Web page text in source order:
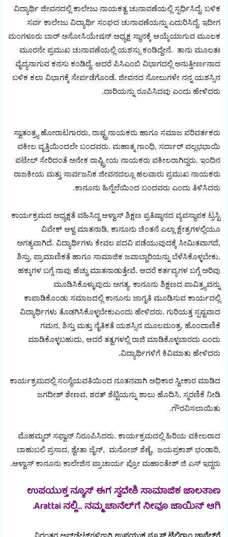
ವಿದ್ಯಾರ್ಥಿ ಜೀವನದಲ್ಲಿ ಕಾಲೇಜು ನಾಯಕತ್ವ ಚುನಾವಣೆಯಲ್ಲಿ ಸ್ಪರ್ಧಿಸಿದ್ದೆ. ಬಳಿಕ
ಸರ್ವ ಕಾಲೇಜು ವಿದ್ಯಾರ್ಥಿ ಸಂಘದ ಚುನಾವಣೆಯನ್ನು ಎದುರಿಸಿದ್ದೆ. ಇದೀಗ
ಮಂಗಳೂರು ಬಾರ್ ಅಸೋಸಿಯೇಷನ್ ಅಧ್ಯಕ್ಷ ಸ್ಥಾನಕ್ಕೆ ಆಯ್ಕೆಯಾಗುವ ಮೂಲಕ
ಮೂರನೇ ಪ್ರಮುಖ ಚುನಾವಣೆಯಲ್ಲಿ ಯಶಸ್ಸು ಕಂಡಿದ್ದೇನೆ. ತಾನು ಮೂಲತಃ
ವೈದ್ಯನಾಗುವ ಕನಸು ಕಂಡಿದ್ದೆ. ಆದರೆ ಪಿಸಿಎಂಬಿ ವಿಭಾಗದಲ್ಲಿ ಅನುತ್ತೀರ್ಣನಾದ
ಬಳಿಕ ಕಲಾ ವಿಭಾಗಕ್ಕೆ ಸೇರ್ಪಡೆಗೊಂಡೆ. ಜೀವನದ ಸೋಲುಗಳೇ ನನ್ನ ಯಶಸ್ಸಿನ
ದಾರಿಯನ್ನು ರೂಪಿಸಿದವು ಎಂದು ಹೇಳಿದರು.
ಸ್ವಾತಂತ್ರ‍್ಯ ಹೋರಾಟಗಾರರು, ರಾಷ್ಟ್ರನಾಯಕರು ಹಾಗೂ ಸಮಾಜ ಪರಿವರ್ತಕರು
ವಕೀಲ ವೃತ್ತಿಯಿಂದಲೇ ಬಂದವರು. ಮಹಾತ್ಮ ಗಾಂಧಿ, ಸರ್ದಾರ್ ವಲ್ಲಭಭಾಯಿ
ಪಟೇಲ್ ಸೇರಿದಂತೆ ಅನೇಕ ರಾಷ್ಟ್ರೀಯ ನಾಯಕರು ವಕೀಲರಾಗಿದ್ದರು. ಇಂದಿನ
ರಾಜಕೀಯ ಮತ್ತು ಸಾರ್ವಜನಿಕ ಜೀವನದಲ್ಲೂ ಹಲವಾರು ಪ್ರಮುಖ ನಾಯಕರು
ಕಾನೂನು ಹಿನ್ನೆಲೆಯಿಂದ ಬಂದವರು ಎಂದು ತಿಳಿಸಿದರು.
ಕಾರ್ಯಕ್ರಮದ ಅಧ್ಯಕ್ಷತೆ ವಹಿಸಿದ್ದ ಆಳ್ವಾಸ್ ಶಿಕ್ಷಣ ಪ್ರತಿಷ್ಠಾನದ ವ್ಯವಸ್ಥಾಪಕ ಟ್ರಸ್ಟಿ
ವಿವೇಕ್ ಆಳ್ವ ಮಾತನಾಡಿ, ಕಾನೂನು ಚಿಂತನೆ ಎಲ್ಲಾ ಕ್ಷೇತ್ರಗಳಲ್ಲಿಯೂ
ಅಗತ್ಯವಾಗಿದೆ. ವಿದ್ಯಾರ್ಥಿಗಳು ಕೇವಲ ಪದವಿ ಪಡೆಯುವುದಕ್ಕೆ ಸೀಮಿತವಾಗದೆ,
ಶಿಸ್ತು, ಪ್ರಾಮಾಣಿಕತೆ ಹಾಗೂ ಸಾಮಾಜಿಕ ಜವಾಬ್ದಾರಿಯನ್ನು ಬೆಳೆಸಿಕೊಳ್ಳಬೇಕು.
ಹಕ್ಕುಗಳ ಬಗ್ಗೆ ನಾವು ಹೆಚ್ಚು ಮಾತನಾಡುತ್ತೇವೆ. ಆದರೆ ಕರ್ತವ್ಯಗಳ ಬಗ್ಗೆ ಅರಿವು
ಮೂಡಿಸಿಕೊಳ್ಳುವುದು ಅಗತ್ಯ. ಕಾನೂನು ಶಿಕ್ಷಣದ ಪಾವಿತ್ರ‍್ಯವನ್ನು
ಕಾಪಾಡಿಕೊಂಡು ಸಮಾಜದಲ್ಲಿ ಕಾನೂನು ಜಾಗೃತಿ ಮೂಡಿಸುವ ಕಾರ್ಯದಲ್ಲಿ
ವಿದ್ಯಾರ್ಥಿಗಳು ತೊಡಗಿಸಿಕೊಳ್ಳಬೇಕುಎಂದು ಹೇಳಿದರು. ಗುರಿಯತ್ತ ಸ್ಪಷ್ಟವಾದ
ಗಮನ, ಶಿಸ್ತು ಮತ್ತು ನೈತಿಕತೆ ಯಶಸ್ಸಿನ ಮೂಲಮಂತ್ರ. ಹೊಂದಾಣಿಕೆ
ಮಾಡಿಕೊಳ್ಳಬಹುದು, ಆದರೆ ತತ್ವಗಳಲ್ಲಿ ರಾಜಿ ಮಾಡಿಕೊಳ್ಳಬಾರದು ಎಂದು
ವಿದ್ಯಾರ್ಥಿಗಳಿಗೆ ಕಿವಿಮಾತು ಹೇಳಿದರು.
ಕಾರ್ಯಕ್ರಮದಲ್ಲಿ ಸಂಸ್ಥೆಯವತಿಯಿಂದ ನೂತನವಾಗಿ ಅಧಿಕಾರ ಸ್ವೀಕಾರ ಮಾಡಿದ
ಜಗದೀಶ್ ಶೇಣವ, ಶರತ್ ಶೆಟ್ಟಿಯನ್ನು ಶಾಲು ಹೊದಿಸಿ, ಸ್ಮರಣಿಕೆ ನೀಡಿ
ಗೌರವಿಸಲಾಯಿತು.
ಮೊಹಮ್ಮದ್ ಸಫ್ವಾನ್ ನಿರೂಪಿಸಿದರು. ಕಾರ್ಯಕ್ರಮದಲ್ಲಿ ಹಿರಿಯ ವಕೀಲರಾದ
ಬಾಹುಬಲಿ ಪ್ರಸಾದ, ಶ್ವೇತಾ ಜೈನ್, ಮನೋಜ್ ಶೆಣೈ, ಜಯಪ್ರಕಾಶ್ ಭಂಡಾರಿ,
ಆಳ್ವಾಸ್ ಕಾನೂನು ಕಾಲೇಜಿನ ಪ್ರಾಚಾರ್ಯ ಪ್ರೋ ಮಹಾಂತೇಶ್ ಜಿ ಎಸ್ ಇದ್ದರು.
ಉಪಯುಕ್ತ ನ್ಯೂಸ್ ಈಗ ಸ್ವದೇಶಿ ಸಾಮಾಜಿಕ ಜಾಲತಾಣ
Arattai ನಲ್ಲಿ... ನಮ್ಮ ಚಾನೆಲ್‌ಗೆ ನೀವೂ ಜಾಯಿನ್ ಆಗಿ.
ನಿರಂತರ ಅಪ್‌ಡೇಟ್‌ಗಳಿಗಾಗಿ ಉಪಯುಕ್ತ ನ್ಯೂಸ್‌ ಟೆಲಿಗ್ರಾಂ ಚಾನೆಲ್‌ಗೆ